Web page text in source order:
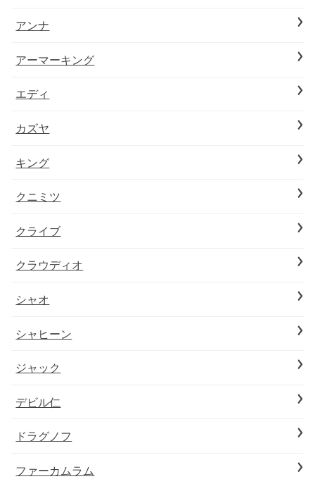
アンナ
アーマーキング
エディ
カズヤ
キング
クニミツ
クライブ
クラウディオ
シャオ
シャヒーン
ジャック
デビル仁
ドラグノフ
ファーカムラム